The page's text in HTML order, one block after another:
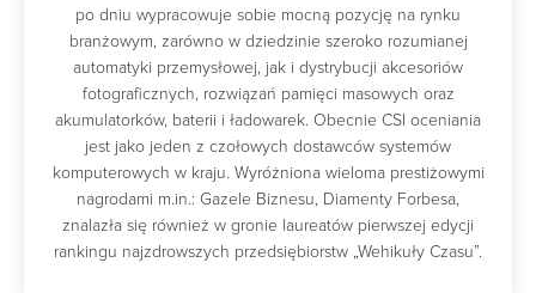
po dniu wypracowuje sobie mocną pozycję na rynku
branżowym, zarówno w dziedzinie szeroko rozumianej
automatyki przemysłowej, jak i dystrybucji akcesoriów
fotograficznych, rozwiązań pamięci masowych oraz
akumulatorków, baterii i ładowarek. Obecnie CSI oceniania
jest jako jeden z czołowych dostawców systemów
komputerowych w kraju. Wyróżniona wieloma prestiżowymi
nagrodami m.in.: Gazele Biznesu, Diamenty Forbesa,
znalazła się również w gronie laureatów pierwszej edycji
rankingu najzdrowszych przedsiębiorstw „Wehikuły Czasu”.